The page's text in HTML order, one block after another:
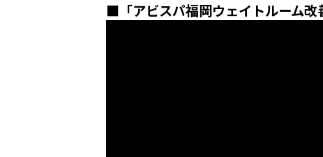
■「アビスパ福岡ウェイトルーム改